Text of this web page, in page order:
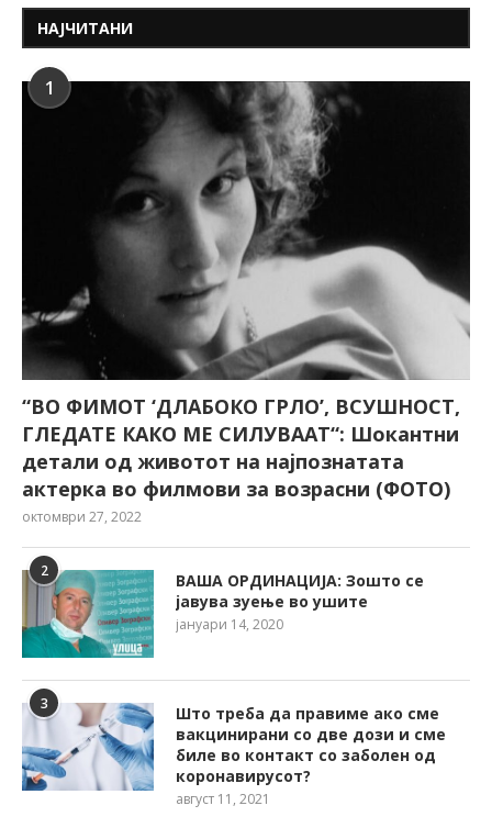
НАЈЧИТАНИ
1
“ВО ФИМОТ ‘ДЛАБОКО ГРЛО’, ВСУШНОСТ,
ГЛЕДАТЕ КАКО МЕ СИЛУВААТ“: Шокантни
детали од животот на најпознатата
актерка во филмови за возрасни (ФОТО)
октомври 27, 2022
2
ВАША ОРДИНАЦИЈА: Зошто се
јавува зуење во ушите
јануари 14, 2020
3
Што треба да правиме ако сме
вакцинирани со две дози и сме
биле во контакт со заболен од
коронавирусот?
август 11, 2021